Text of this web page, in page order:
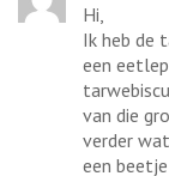
Hi,
Ik heb de
een
van die
verder
een